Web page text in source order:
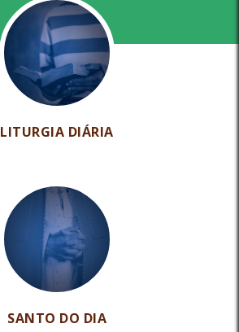
LITURGIA DIÁRIA
SANTO DO DIA